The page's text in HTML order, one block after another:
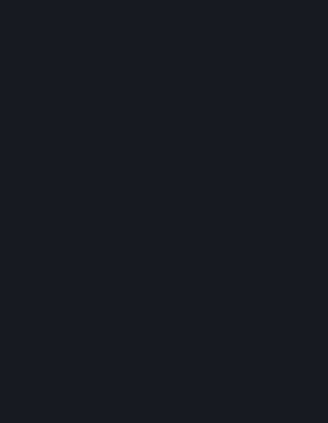
некоторыми из когда-то
Данные ресурсы
ваша команда захватывает
недоступными, если такие
уничтожены. К этим
мощные и эффективные
от карты и режима игры
- крылатые ракеты –
позиций на карте, летят
и по дуге снижаются,
область. Обладают
силой, поэтому хороший
всегда использовать